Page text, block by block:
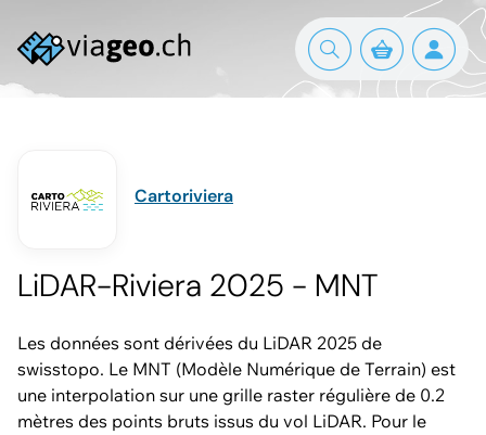
Cartoriviera
LiDAR-Riviera 2025 - MNT
Les données sont dérivées du LiDAR 2025 de
swisstopo. Le MNT (Modèle Numérique de Terrain) est
une interpolation sur une grille raster régulière de 0.2
mètres des points bruts issus du vol LiDAR. Pour le